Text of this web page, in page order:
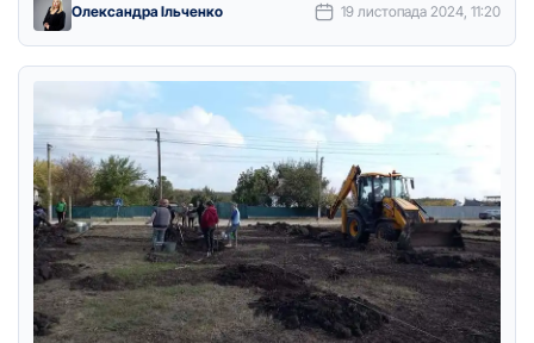
Олександра Ільченко 19 листопада 2024, 11:20